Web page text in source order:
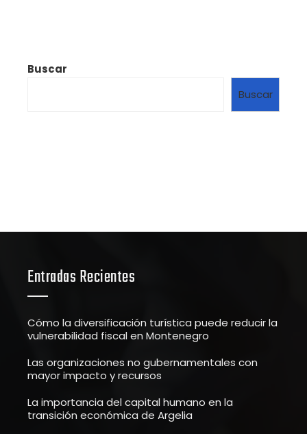
Buscar
Buscar
Entradas Recientes
Cómo la diversificación turística puede reducir la
vulnerabilidad fiscal en Montenegro
Las organizaciones no gubernamentales con
mayor impacto y recursos
La importancia del capital humano en la
transición económica de Argelia